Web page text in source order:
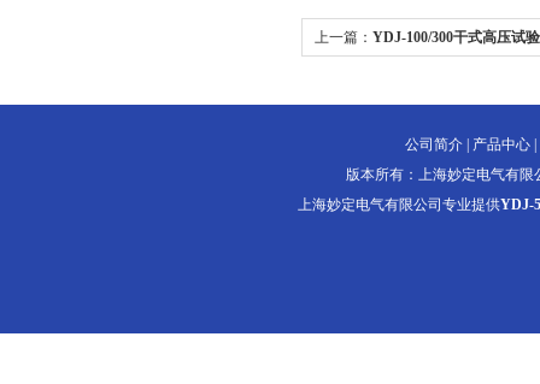
上一篇： YDJ-100/300干式高压试
公司简介 产品中心
版本所有：上海妙定电气有
上海妙定电气有限公司专业提供YDJ-